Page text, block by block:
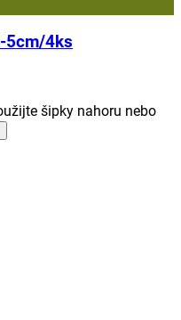
5cm/4ks
šipky nahoru nebo